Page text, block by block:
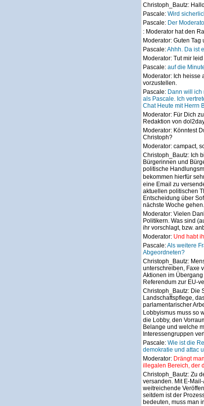
Christoph_Bautz:
Pascale: Wird
Pascale: Der
: Moderator hat den
Moderator: Guten Tag
Pascale:Ahhh. Da ist
Moderator: Tut mir
Pascale: auf die
Moderator: Ich heisse
vorzustellen.
Pascale: Dann will
als Pascale. Ich
Chat Heute mit Herrn
Moderator: Für Dich
Redaktion von
Moderator: Könntest
Christoph?
Moderator: campact,
Christoph_Bautz: Ich
Bürgerinnen und
politische
bekommen hierfür
eine Email zu
aktuellen politischen
Entscheidung über
nächste Woche gehen.
Moderator: Vielen
Politikern. Was sind
ihr vorschlagt, bzw.
Moderator: Und habt
Pascale:Als weitere
Abgeordneten?
Christoph_Bautz:
unterschreiben, Faxe
Aktionen im
Referendum zur EU-
Christoph_Bautz: Die
Landschaftspflege,
parlamentarischer
Lobbyismus muss so
die Lobby, den
Belange und welche
Interessengruppen
Pascale: Wie ist die
demokratie und attac
Moderator: Drängt
illegalen Bereich, der
Christoph_Bautz: Zu
versanden. Mit E-
weitreichende
seitdem ist der
bedeuten, muss man